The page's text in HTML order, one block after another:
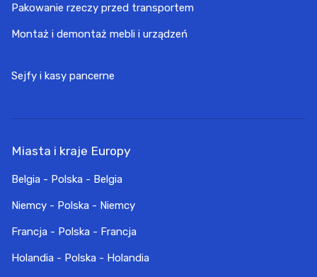
Pakowanie rzeczy przed transportem
Montaż i demontaż mebli i urządzeń
Sejfy i kasy pancerne
Miasta i kraje Europy
Belgia - Polska - Belgia
Niemcy - Polska - Niemcy
Francja - Polska - Francja
Holandia - Polska - Holandia